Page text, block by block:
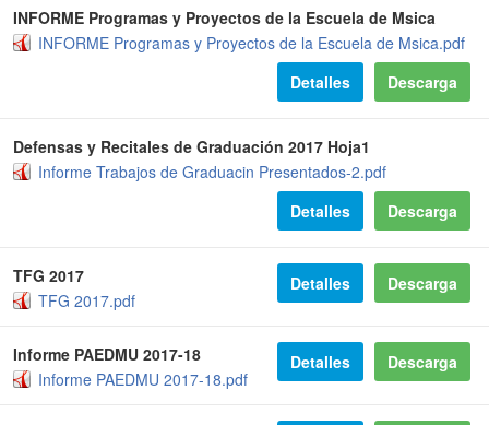
INFORME Programas y Proyectos de la Escuela de Msica
INFORME Programas y Proyectos de la Escuela de Msica.pdf
Descarga
Detalles
Defensas y Recitales de Graduación 2017 Hoja1
Informe Trabajos de Graduacin Presentados-2.pdf
Descarga
Detalles
TFG 2017
TFG 2017.pdf
Descarga
Detalles
Informe PAEDMU 2017-18
Informe PAEDMU 2017-18.pdf
Descarga
Detalles